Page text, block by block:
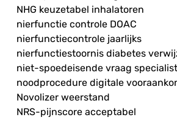
NHG keuzetabel inhalatoren
nierfunctie controle DOAC
nierfunctiecontrole jaarlijks
nierfunctiestoornis diabetes
niet-spoedeisende vraag specialist
noodprocedure digitale
Novolizer weerstand
NRS-pijnscore acceptabel